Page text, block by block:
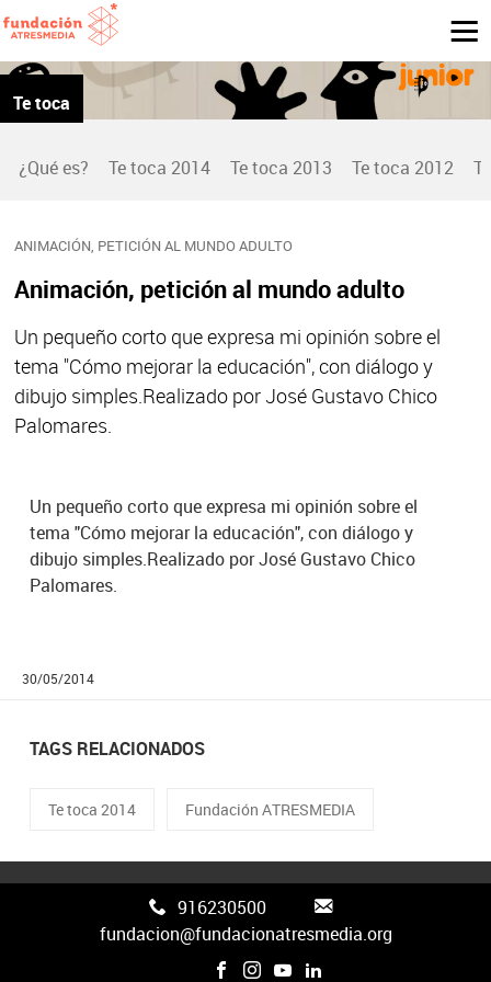
Te toca
¿Qué es? Te toca 2014 Te toca 2013 Te toca 2012
ANIMACIÓN, PETICIÓN AL MUNDO ADULTO
Animación, petición al mundo adulto
Un pequeño corto que expresa mi opinión sobre el
tema "Cómo mejorar la educación", con diálogo y
dibujo simples.Realizado por José Gustavo Chico
Palomares.
Un pequeño corto que expresa mi opinión sobre el
tema "Cómo mejorar la educación", con diálogo y
dibujo simples.Realizado por José Gustavo Chico
Palomares.
30/05/2014
TAGS RELACIONADOS
Te toca 2014 Fundación ATRESMEDIA
916230500
fundacion@fundacionatresmedia.org